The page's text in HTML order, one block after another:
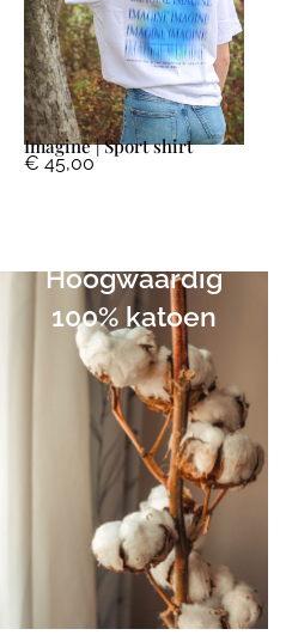
Imagine | Sport shirt
€ 45,00
Hoogwaardig
100% katoen